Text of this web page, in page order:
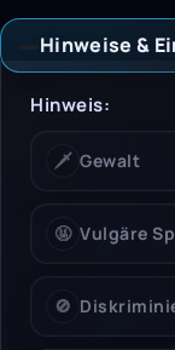
Hinweise &
Hinweis:
🗡️ Gewalt
🤬 Vulgäre
🚫